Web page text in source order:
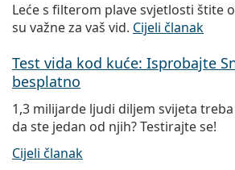
Leće s filterom plave svjetlosti štite
su važne za vaš vid. Cijeli članak
Test vida kod kuće: Isprobajte
besplatno
1,3 milijarde ljudi diljem svijeta
da ste jedan od njih? Testirajte se!
Cijeli članak